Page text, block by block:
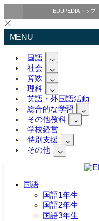
EDUPEDIAトップ
MENU
国語
社会
算数
理科
英語・外国語活動
総合的な学習
その他教科
学校経営
特別支援
その他
国語
国語1年生
国語2年生
国語3年生